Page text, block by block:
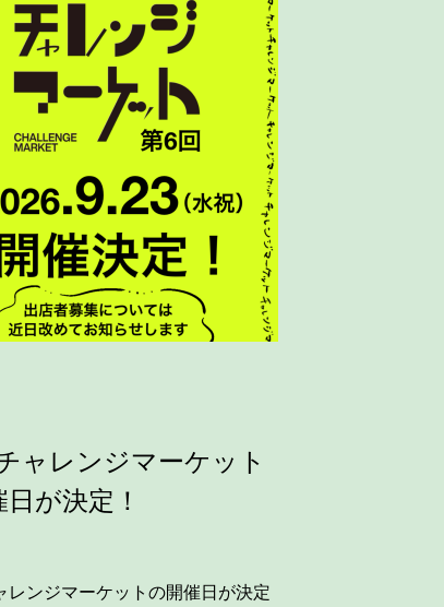
ャレンジマーケット
が決定！
レンジマーケットの開催日が決定